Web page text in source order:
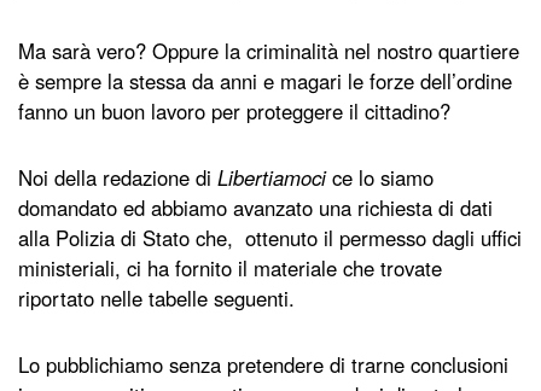
Ma sarà vero? Oppure la criminalità nel nostro quartiere
è sempre la stessa da anni e magari le forze dell’ordine
fanno un buon lavoro per proteggere il cittadino?
Noi della redazione di Libertiamocice lo siamo
domandato ed abbiamo avanzato una richiesta di dati
alla Polizia di Stato che, ottenuto il permesso dagli uffici
ministeriali, ci ha fornito il materiale che trovate
riportato nelle tabelle seguenti.
Lo pubblichiamo senza pretendere di trarne conclusioni